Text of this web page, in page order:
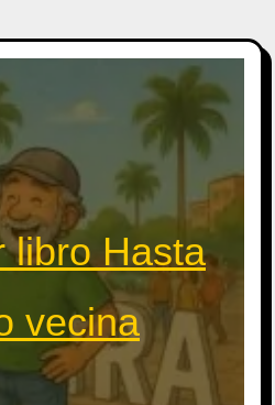
libro Hasta
vecina